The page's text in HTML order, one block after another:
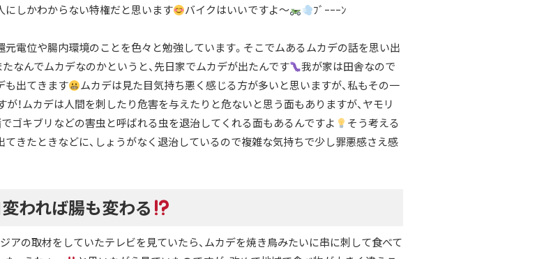
にしかわからない特権だと思います
バイクはいいですよ～ ﾌﾞｰｰｰﾝ
元電位や腸内環境のことを色々と勉強しています。そこでムあるムカデの話を思い出
たなんでムカデなのかというと、先日家でムカデが出たんです
我が家は田舎なので
も出てきます
ムカデは見た目気持ち悪く感じる方が多いと思いますが、私もその一
が！ムカデは人間を刺したり危害を与えたりと危ないと思う面もありますが、ヤモリ
ゴキブリなどの害虫と呼ばれる虫を退治してくれる面もあるんですよ
そう考える
てきたときなどに、しょうがなく退治しているので複雑な気持ちで少し罪悪感さえ感
われば腸も変わる
ジアの取材をしていたテレビを見ていたら、ムカデを焼き鳥みたいに串に刺して食べて